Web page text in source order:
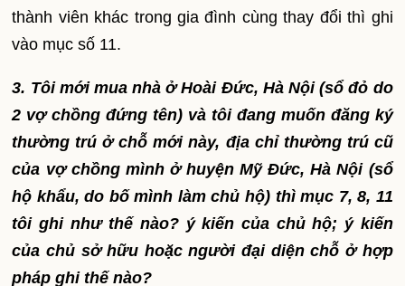
thành viên khác trong gia đình cùng thay đổi thì ghi
vào mục số 11.
3. Tôi mới mua nhà ở Hoài Đức, Hà Nội (sổ đỏ do
2 vợ chồng đứng tên) và tôi đang muốn đăng ký
thường trú ở chỗ mới này, địa chỉ thường trú cũ
của vợ chồng mình ở huyện Mỹ Đức, Hà Nội (sổ
hộ khẩu, do bố mình làm chủ hộ) thì mục 7, 8, 11
tôi ghi như thế nào? ý kiến của chủ hộ; ý kiến
của chủ sở hữu hoặc người đại diện chỗ ở hợp
pháp ghi thế nào?